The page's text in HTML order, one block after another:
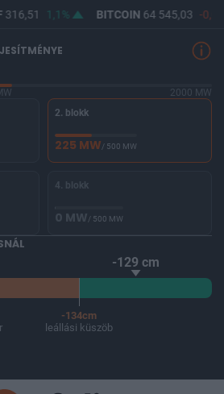
316,51 1,1% BITCOIN64 545,03 -
2000 MW
2. blokk
225 MW/ 500 MW
4. blokk
0 MW/ 500 MW
-129 cm
-134cm
leállási küszöb